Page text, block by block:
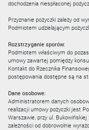
dochodzenia niespłaconej
Przyznanie pożyczki zależy od
Podmiotem udzielającym
Rozstrzyganie sporów:
Podmiotem właściwym do
umowy zawartej pomiędzy
Kontakt do Rzecznika
postępowania dostępne są na
Dane osobowe:
Administratorem danych
realizacji umowy pożyczki jest
Warszawie, przy ul.
zależności od dobrowolnie